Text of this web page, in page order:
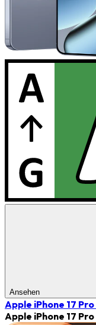
Ansehen
Apple iPhone 17 Pro
Apple iPhone 17 Pro